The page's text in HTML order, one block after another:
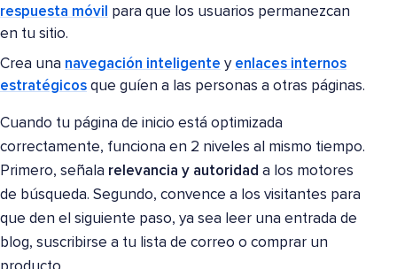
respuesta móvil para que los usuarios permanezcan
en tu sitio.
Crea una navegación inteligente y enlaces internos
estratégicos que guíen a las personas a otras páginas.
Cuando tu página de inicio está optimizada
correctamente, funciona en 2 niveles al mismo tiempo.
Primero, señala relevancia y autoridad a los motores
de búsqueda. Segundo, convence a los visitantes para
que den el siguiente paso, ya sea leer una entrada de
blog, suscribirse a tu lista de correo o comprar un